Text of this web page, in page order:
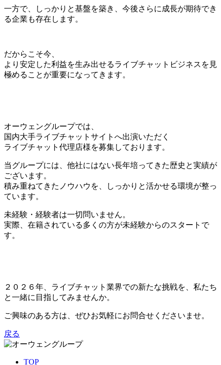
一方で、しっかりと基盤を築き、今後さらに成長が期待でき
る企業も存在します。
だからこそ今、
より安定した利益を生み出せるライブチャットビジネスを見
極めることが重要になってきます。
オーウェングループでは、
国内大手ライブチャットサイトへ出演いただく
ライブチャット代理店様を募集しております。
当グループには、他社にはない長年培ってきた歴史と実績が
ございます。
積み重ねてきたノウハウを、しっかりと活かせる環境が整っ
ています。
未経験・経験者は一切問いません。
実際、在籍されている多くの方が未経験からのスタートで
す。
２０２６年、ライブチャット業界での新たな挑戦を、私たち
と一緒に目指してみませんか。
ご興味のある方は、ぜひお気軽にお問合せくださいませ。
戻る
TOP